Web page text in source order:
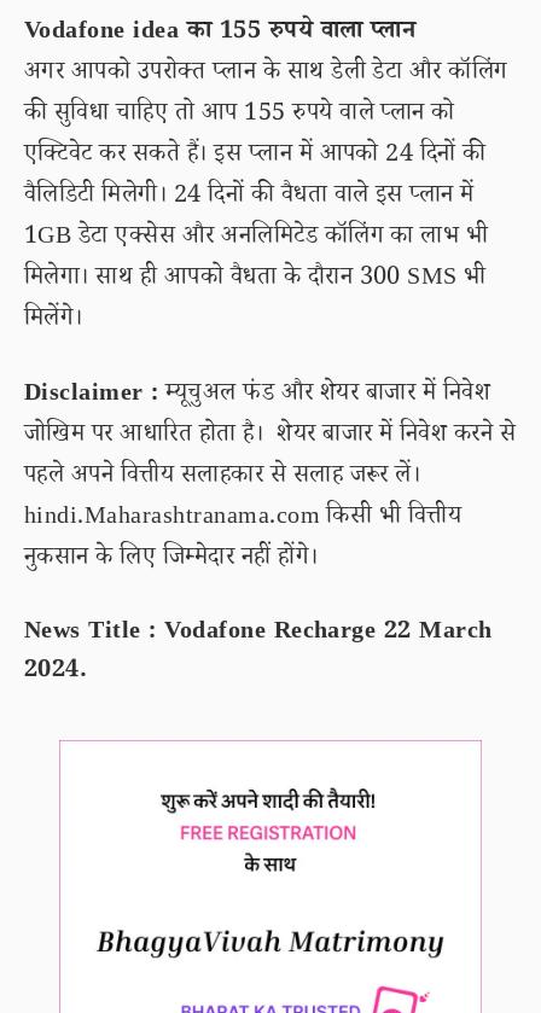
Vodafone idea का 155 रुपये वाला प्लान
अगर आपको उपरोक्त प्लान के साथ डेली डेटा और कॉलिंग
की सुविधा चाहिए तो आप 155 रुपये वाले प्लान को
एक्टिवेट कर सकते हैं। इस प्लान में आपको 24 दिनों की
वैलिडिटी मिलेगी। 24 दिनों की वैधता वाले इस प्लान में
1GB डेटा एक्सेस और अनलिमिटेड कॉलिंग का लाभ भी
मिलेगा। साथ ही आपको वैधता के दौरान 300 SMS भी
मिलेंगे।
Disclaimer :म्यूचुअल फंड और शेयर बाजार में निवेश
जोखिम पर आधारित होता है। शेयर बाजार में निवेश करने से
पहले अपने वित्तीय सलाहकार से सलाह जरूर लें।
hindi.Maharashtranama.com किसी भी वित्तीय
नुकसान के लिए जिम्मेदार नहीं होंगे।
News Title : Vodafone Recharge 22 March
2024.